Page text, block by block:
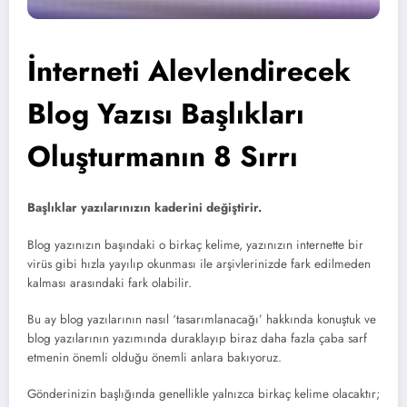
İnterneti Alevlendirecek
Blog Yazısı Başlıkları
Oluşturmanın 8 Sırrı
Başlıklar yazılarınızın kaderini değiştirir.
Blog yazınızın başındaki o birkaç kelime, yazınızın internette bir
virüs gibi hızla yayılıp okunması ile arşivlerinizde fark edilmeden
kalması arasındaki fark olabilir.
Bu ay blog yazılarının nasıl ‘tasarımlanacağı’ hakkında konuştuk ve
blog yazılarının yazımında duraklayıp biraz daha fazla çaba sarf
etmenin önemli olduğu önemli anlara bakıyoruz.
Gönderinizin başlığında genellikle yalnızca birkaç kelime olacaktır;